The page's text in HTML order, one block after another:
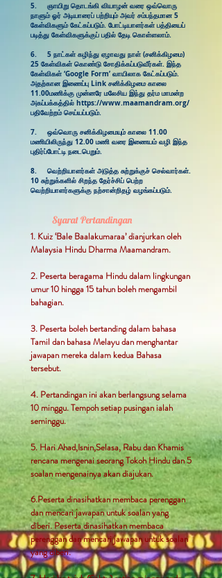
5. ​ஞாயிறு தொடங்கி வியாழன் வரை ஒவ்வொரு
நாளும் ஓர் அடியாரைப் பற்றியும் அவர் சம்பந்தமான 5
கேள்விகளும் கேட்கப்படும். போட்டியாளர்கள் பத்தியைப்
படித்து கேள்விகளுக்குப் பதில் தேடி கொள்ளலாம்.
6. 5 நாட்கள் கழிந்து ஏழாவது நாள் (சனிக்கிழமை)
25 கேள்விகள் கொண்டு சோதிக்கப்படுவீர்கள். இந்த
கேள்விகள் ‘Google Form’ வாயிலாக கேட்கப்படும்.
அதற்கான இணைப்பு Link சனிக்கிழமை காலை
11.00மணிக்கு முன்னரே மலேசிய இந்து தர்ம மாமன்ற
அகப்பக்கத்தில் https://www.maamandram.org/
பதிவேற்றம் செய்யப்படும்.
7. ஒவ்வொரு சனிக்கிழமையும் காலை 11.00
மணியிலிருந்து 12.00 மணி வரை இணையம் வழி இந்த
புதிர்ப்போட்டி நடைபெறும்.
8. ​வெற்றியாளர்கள் அடுத்த சுற்றுக்குச் செல்வார்கள்.
10 சுற்றுக்களில் சிறந்த தேர்ச்சிப் பெற்ற
வெற்றியாளர்களுக்கு நற்சான்றிதழ் வழங்கப்படும்.
Syarat Pertandingan
1. Kuiz ‘Bale Baalakumaraa’ dianjurkan oleh
Malaysia Hindu Dharma Maamandram.
2. Peserta beragama Hindu dalam lingkungan
umur 10 hingga 15 tahun boleh mengambil
bahagian.
3. Peserta boleh bertanding dalam bahasa
Tamil dan bahasa Melayu dan menghantar
jawapan mereka dalam kedua Bahasa
tersebut.
4. Pertandingan ini akan berlangsung selama
10 minggu. Tempoh setiap pusingan ialah
seminggu.
5. Hari Ahad,Isnin,Selasa, Rabu dan Khamis
rencana mengenai seorang Tokoh Hindu dan 5
soalan mengenainya akan diajukan.
6.Peserta dinasihatkan membaca perenggan
dan mencari jawapan untuk soalan yang
diberi. Peserta dinasihatkan membaca
perenggan dan mencari jawapan untuk soalan
yang diberi.